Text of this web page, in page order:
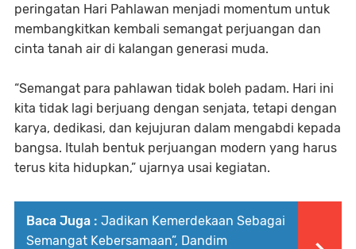
peringatan Hari Pahlawan menjadi momentum untuk
membangkitkan kembali semangat perjuangan dan
cinta tanah air di kalangan generasi muda.
“Semangat para pahlawan tidak boleh padam. Hari ini
kita tidak lagi berjuang dengan senjata, tetapi dengan
karya, dedikasi, dan kejujuran dalam mengabdi kepada
bangsa. Itulah bentuk perjuangan modern yang harus
terus kita hidupkan,” ujarnya usai kegiatan.
Baca Juga : Jadikan Kemerdekaan Sebagai
Semangat Kebersamaan”, Dandim